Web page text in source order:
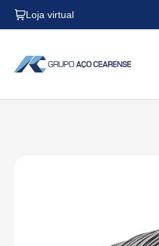
Loja virtual